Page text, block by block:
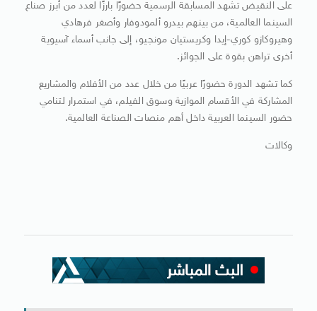
على النقيض تشهد المسابقة الرسمية حضورًا بارزًا لعدد من أبرز صناع
السينما العالمية، من بينهم بيدرو ألمودوفار وأصغر فرهادي
وهيروكازو كوري-إيدا وكريستيان مونجيو، إلى جانب أسماء آسيوية
أخرى تراهن بقوة على الجوائز.
كما تشهد الدورة حضورًا عربيًا من خلال عدد من الأفلام والمشاريع
المشاركة في الأقسام الموازية وسوق الفيلم، في استمرار لتنامي
حضور السينما العربية داخل أهم منصات الصناعة العالمية.
وكالات